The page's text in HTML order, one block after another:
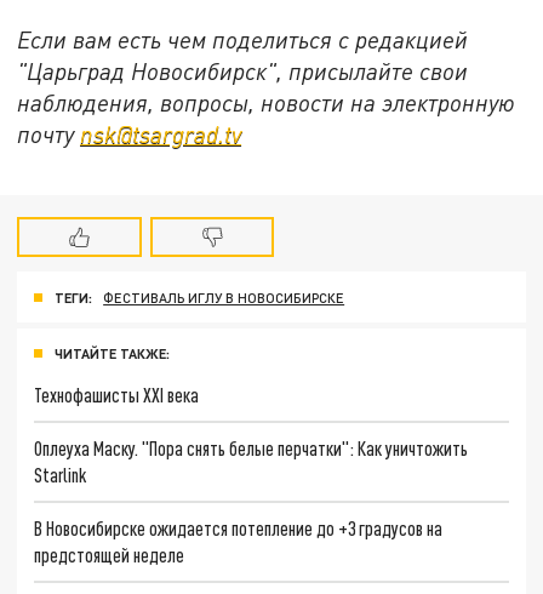
Если вам есть чем поделиться с редакцией
"Царьград Новосибирск", присылайте свои
наблюдения, вопросы, новости на электронную
почту nsk@tsargrad.tv
ТЕГИ: ФЕСТИВАЛЬ ИГЛУ В НОВОСИБИРСКЕ
ЧИТАЙТЕ ТАКЖЕ:
Технофашисты XXI века
Оплеуха Маску. "Пора снять белые перчатки": Как уничтожить
Starlink
В Новосибирске ожидается потепление до +3 градусов на
предстоящей неделе